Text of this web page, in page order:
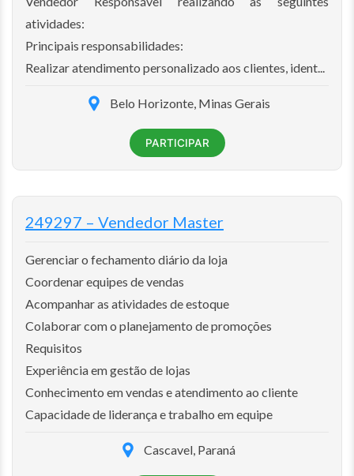
atividades:
Principais responsabilidades:
Realizar atendimento personalizado aos clientes, ident...
Belo Horizonte, Minas Gerais
PARTICIPAR
249297 – Vendedor Master
Gerenciar o fechamento diário da loja
Coordenar equipes de vendas
Acompanhar as atividades de estoque
Colaborar com o planejamento de promoções
Requisitos
Experiência em gestão de lojas
Conhecimento em vendas e atendimento ao cliente
Capacidade de liderança e trabalho em equipe
Cascavel, Paraná